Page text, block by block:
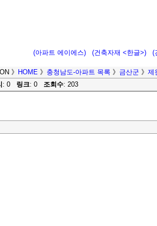
(아파트 에이에스) (건축자재 <한글>) (
》 HOME 》 충청남도-아파트 목록 》 금산군 》 제
: 0 링크: 0 조회수: 203